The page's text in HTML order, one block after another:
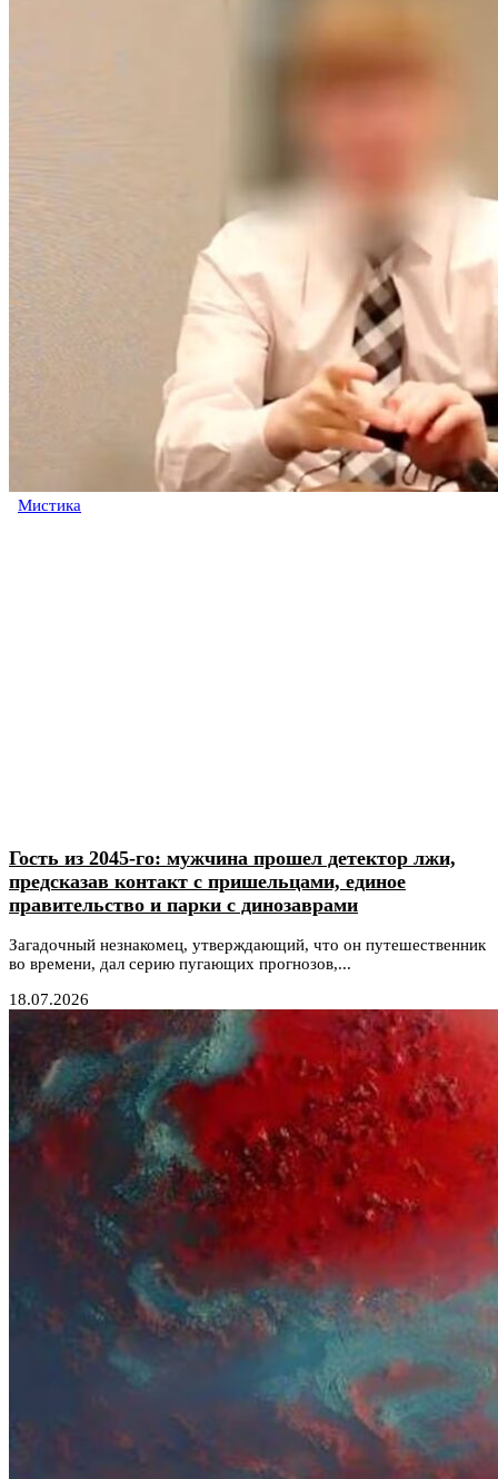
Мистика
Гость из 2045-го: мужчина прошел детектор лжи,
предсказав контакт с пришельцами, единое
правительство и парки с динозаврами
Загадочный незнакомец, утверждающий, что он путешественник
во времени, дал серию пугающих прогнозов,...
18.07.2026